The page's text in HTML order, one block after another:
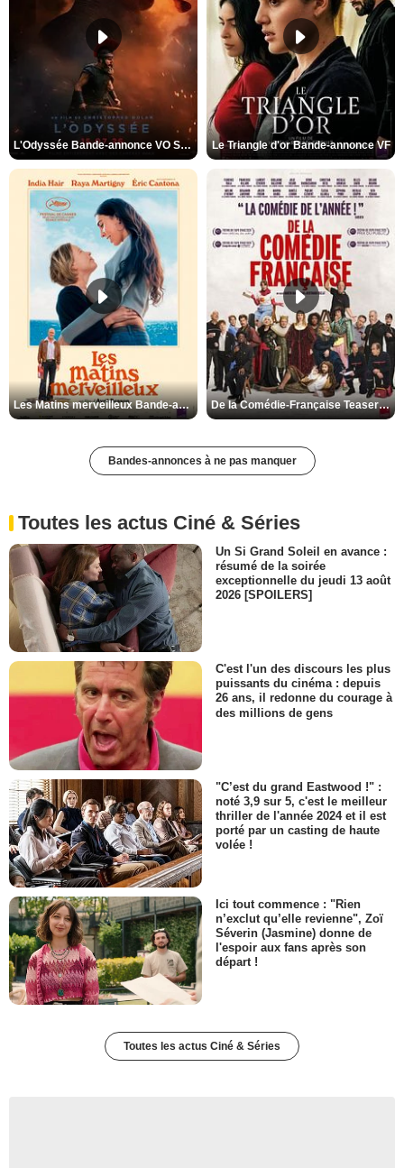
L'Odyssée Bande-annonce VO STFR Le Triangle d'or Bande-annonce VF
Les Matins merveilleux Bande-annonce VF De la Comédie-Française Teaser VF
Bandes-annonces à ne pas manquer
Toutes les actus Ciné & Séries
Un Si Grand Soleil en avance :
résumé de la soirée
exceptionnelle du jeudi 13 août
2026 [SPOILERS]
C'est l'un des discours les plus
puissants du cinéma : depuis
26 ans, il redonne du courage à
des millions de gens
"C’est du grand Eastwood !" :
noté 3,9 sur 5, c'est le meilleur
thriller de l'année 2024 et il est
porté par un casting de haute
volée !
Ici tout commence : "Rien
n’exclut qu’elle revienne", Zoï
Séverin (Jasmine) donne de
l'espoir aux fans après son
départ !
Toutes les actus Ciné & Séries